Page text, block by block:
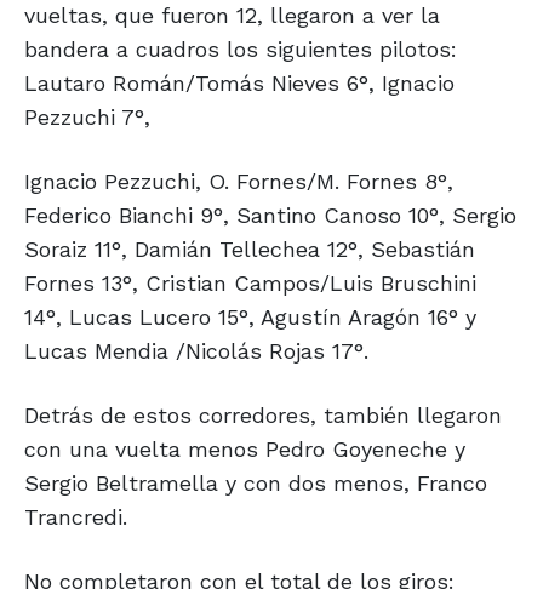
vueltas, que fueron 12, llegaron a ver la
bandera a cuadros los siguientes pilotos:
Lautaro Román/Tomás Nieves 6°, Ignacio
Pezzuchi 7°,
Ignacio Pezzuchi, O. Fornes/M. Fornes 8°,
Federico Bianchi 9°, Santino Canoso 10°, Sergio
Soraiz 11°, Damián Tellechea 12°, Sebastián
Fornes 13°, Cristian Campos/Luis Bruschini
14°, Lucas Lucero 15°, Agustín Aragón 16° y
Lucas Mendia /Nicolás Rojas 17°.
Detrás de estos corredores, también llegaron
con una vuelta menos Pedro Goyeneche y
Sergio Beltramella y con dos menos, Franco
Trancredi.
No completaron con el total de los giros: